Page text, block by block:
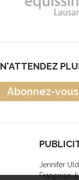
N'ATTENDEZ
Abonnez-
Jennifer
Françoise